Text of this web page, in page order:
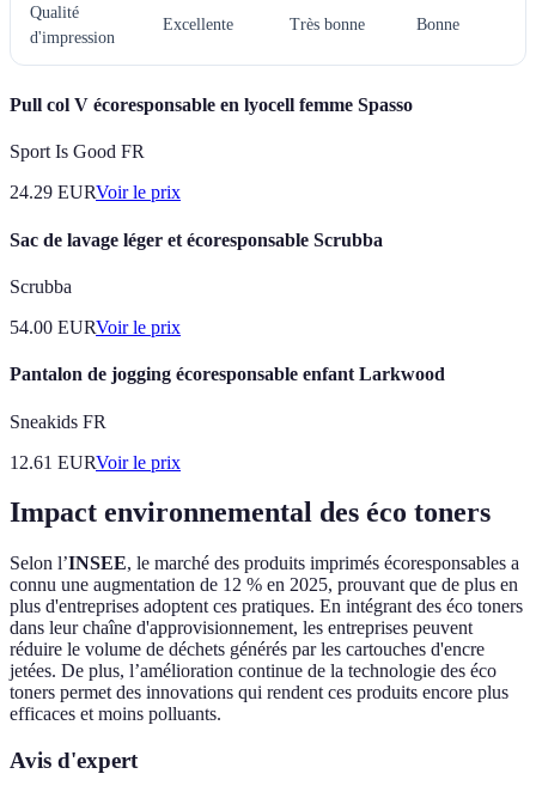
Qualité
d'impression
Excellente Très bonne Bonne
Pull col V écoresponsable en lyocell femme Spasso
Sport Is Good FR
24.29 EURVoir le prix
Sac de lavage léger et écoresponsable Scrubba
Scrubba
54.00 EURVoir le prix
Pantalon de jogging écoresponsable enfant Larkwood
Sneakids FR
12.61 EURVoir le prix
Impact environnemental des éco toners
Selon l’INSEE, le marché des produits imprimés écoresponsables a
connu une augmentation de 12 % en 2025, prouvant que de plus en
plus d'entreprises adoptent ces pratiques. En intégrant des éco toners
dans leur chaîne d'approvisionnement, les entreprises peuvent
réduire le volume de déchets générés par les cartouches d'encre
jetées. De plus, l’amélioration continue de la technologie des éco
toners permet des innovations qui rendent ces produits encore plus
efficaces et moins polluants.
Avis d'expert